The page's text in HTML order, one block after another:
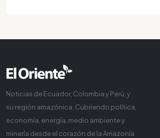
Noticias de Ecuador, Colombia y Perú, y
su región amazónica. Cubriendo política,
economía, energía, medio ambiente y
minería desde el corazón de la Amazonía